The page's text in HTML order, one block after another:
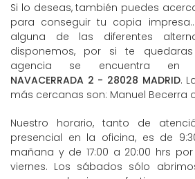
Si lo deseas, también puedes
para conseguir tu copia
alguna de las diferentes
disponemos, por si te
agencia se encuentra en
NAVACERRADA 2 - 28028 MADRID.
más cercanas son: Manuel Becerra
Nuestro horario, tanto de
presencial en la oficina, es de
mañana y de 17:00 a 20:00 hrs
viernes. Los sábados sólo